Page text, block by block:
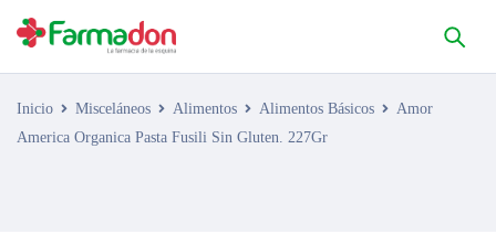
Inicio Misceláneos Alimentos Alimentos Básicos
Amor
America Organica Pasta Fusili Sin Gluten. 227Gr